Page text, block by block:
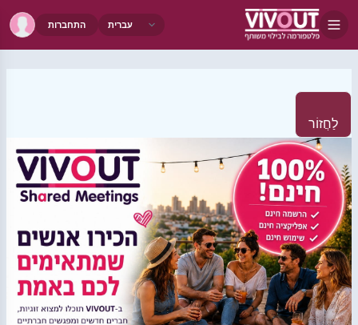
התחברות
לַחֲזוֹר